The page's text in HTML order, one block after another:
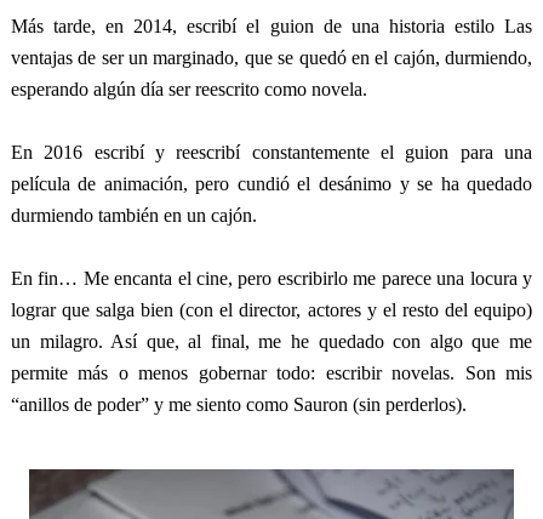
Más tarde, en 2014, escribí el guion de una historia estilo Las
ventajas de ser un marginado, que se quedó en el cajón, durmiendo,
esperando algún día ser reescrito como novela.
En 2016 escribí y reescribí constantemente el guion para una
película de animación, pero cundió el desánimo y se ha quedado
durmiendo también en un cajón.
En fin… Me encanta el cine, pero escribirlo me parece una locura y
lograr que salga bien (con el director, actores y el resto del equipo)
un milagro. Así que, al final, me he quedado con algo que me
permite más o menos gobernar todo: escribir novelas. Son mis
“anillos de poder” y me siento como Sauron (sin perderlos).